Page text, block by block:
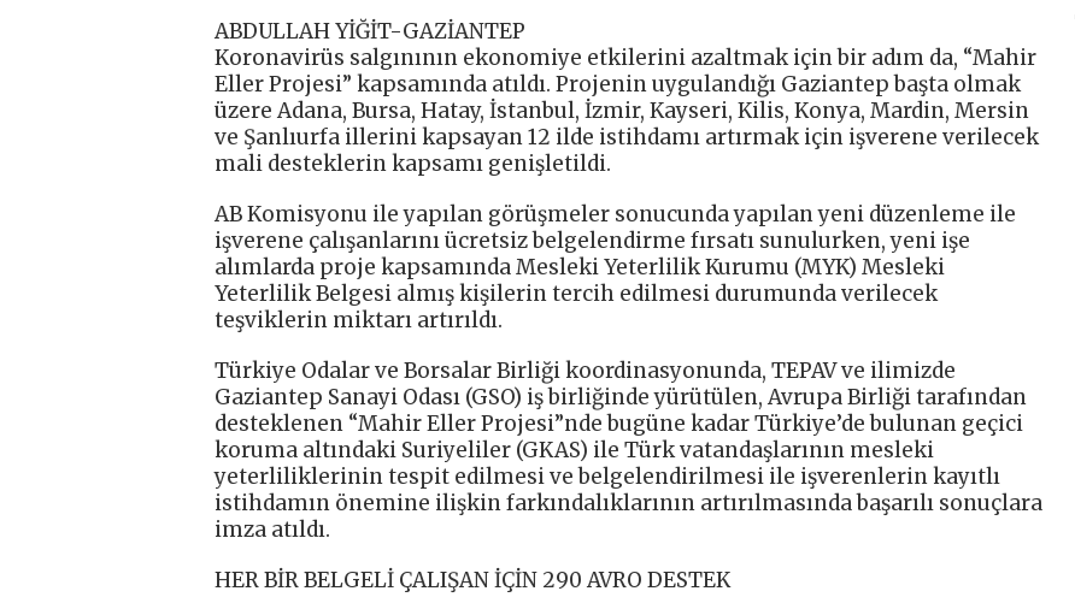
ABDULLAH YİĞİT-GAZİANTEP
Koronavirüs salgınının ekonomiye etkilerini azaltmak için bir adım da, “Mahir
Eller Projesi” kapsamında atıldı. Projenin uygulandığı Gaziantep başta olmak
üzere Adana, Bursa, Hatay, İstanbul, İzmir, Kayseri, Kilis, Konya, Mardin, Mersin
ve Şanlıurfa illerini kapsayan 12 ilde istihdamı artırmak için işverene verilecek
mali desteklerin kapsamı genişletildi.
AB Komisyonu ile yapılan görüşmeler sonucunda yapılan yeni düzenleme ile
işverene çalışanlarını ücretsiz belgelendirme fırsatı sunulurken, yeni işe
alımlarda proje kapsamında Mesleki Yeterlilik Kurumu (MYK) Mesleki
Yeterlilik Belgesi almış kişilerin tercih edilmesi durumunda verilecek
teşviklerin miktarı artırıldı.
Türkiye Odalar ve Borsalar Birliği koordinasyonunda, TEPAV ve ilimizde
Gaziantep Sanayi Odası (GSO) iş birliğinde yürütülen, Avrupa Birliği tarafından
desteklenen “Mahir Eller Projesi”nde bugüne kadar Türkiye’de bulunan geçici
koruma altındaki Suriyeliler (GKAS) ile Türk vatandaşlarının mesleki
yeterliliklerinin tespit edilmesi ve belgelendirilmesi ile işverenlerin kayıtlı
istihdamın önemine ilişkin farkındalıklarının artırılmasında başarılı sonuçlara
imza atıldı.
HER BİR BELGELİ ÇALIŞAN İÇİN 290 AVRO DESTEK